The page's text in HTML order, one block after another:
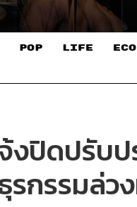
POP LIFE
ปิดปรับป
กรรมล่ว